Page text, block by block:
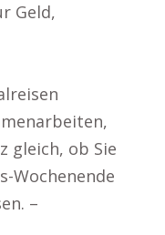
Geld,
gleich, ob Sie
Wochenende
–